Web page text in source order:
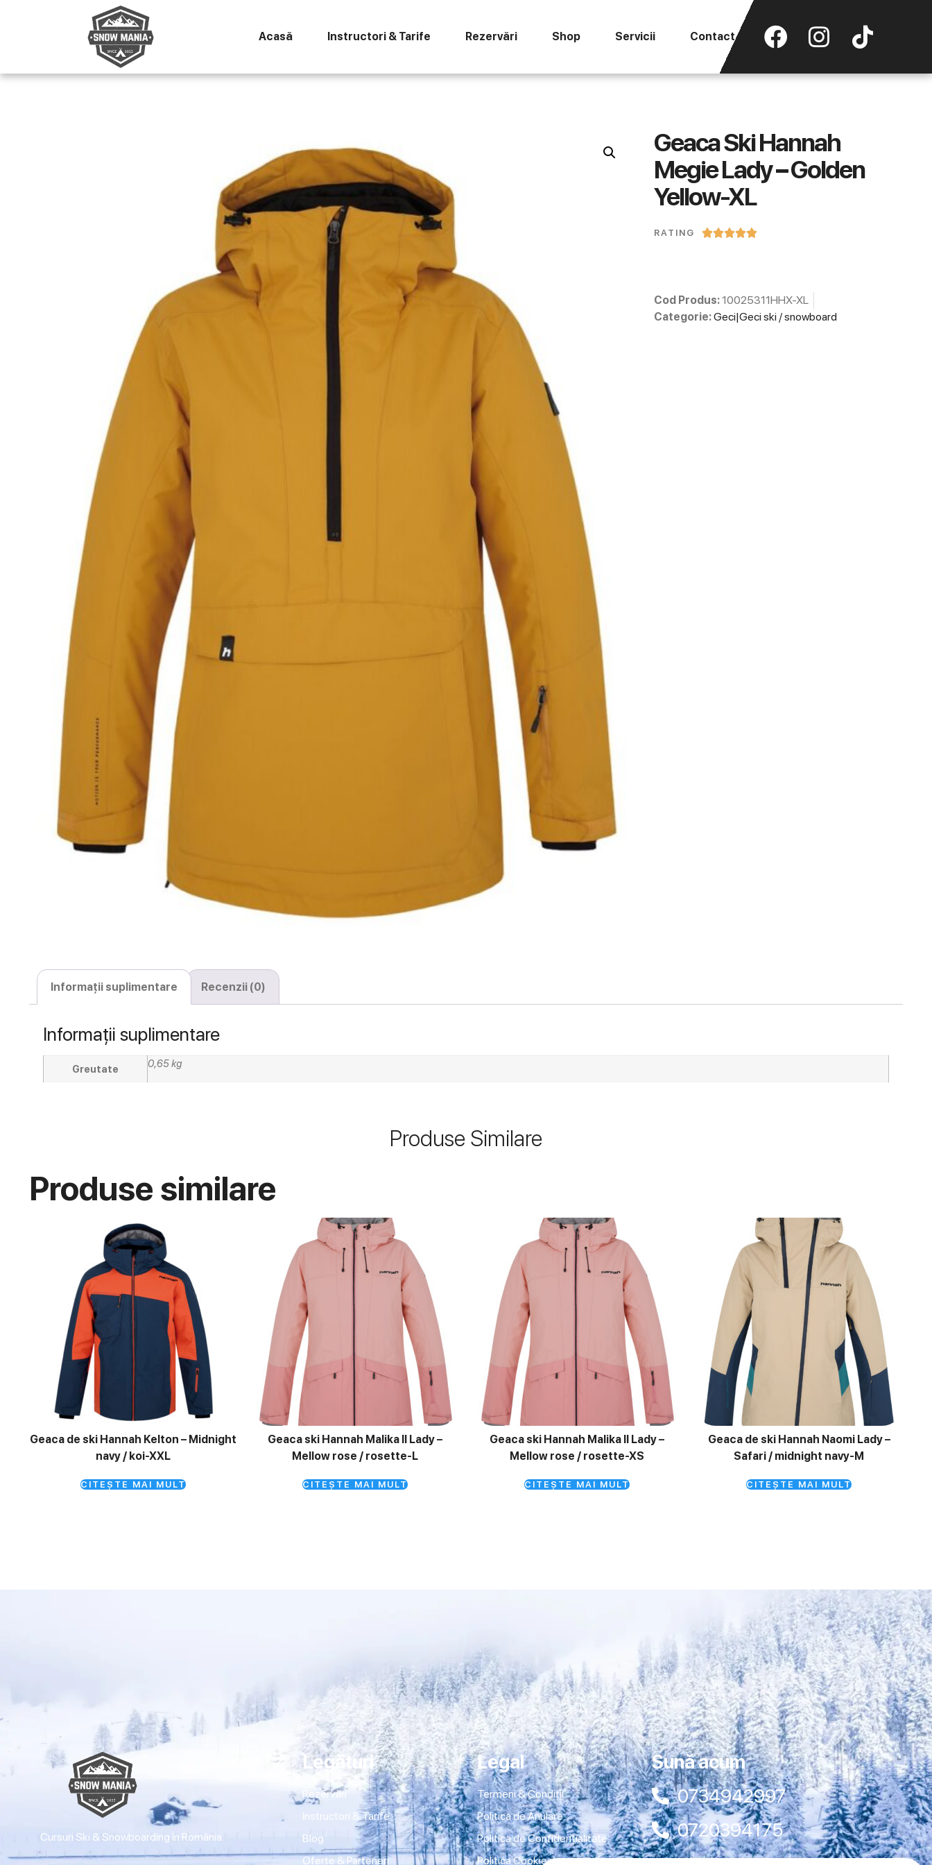
Acasă Instructori & Tarife Rezervări Shop Servicii Contact
Geaca Ski Hannah
Megie Lady – Golden
Yellow-XL
RATING 
Cod Produs:10025311HHX-XL
Categorie:Geci|Geci ski / snowboard
Informații suplimentare Recenzii (0)
Informații suplimentare
Greutate 0,65 kg
Produse Similare
Produse similare
Geaca de ski Hannah Kelton – Midnight
navy / koi-XXL
CITEȘTE MAI MULT
Geaca ski Hannah Malika II Lady –
Mellow rose / rosette-L
CITEȘTE MAI MULT
Geaca ski Hannah Malika II Lady –
Mellow rose / rosette-XS
CITEȘTE MAI MULT
Geaca de ski Hannah Naomi Lady –
Safari / midnight navy-M
CITEȘTE MAI MULT
Cursuri Ski & Snowboarding în România.
Legături
Rezervări
Instructori & Tarife
Blog
Oferte & Parteneri
Legal
Termeni & Condiții
Politica de Anulare
Politica de Confidențialitate
Politica Cookies
Sună acum
0734942997
0720394175